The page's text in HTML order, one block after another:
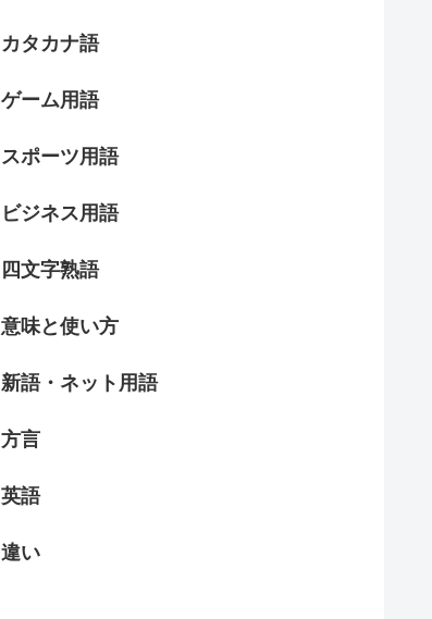
カタカナ語
ゲーム用語
スポーツ用語
ビジネス用語
四文字熟語
意味と使い方
新語・ネット用語
方言
英語
違い